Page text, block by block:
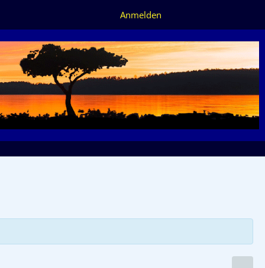
Anmelden